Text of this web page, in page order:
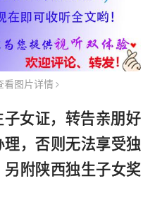
看图片详情
女证，转告亲朋好
，否则无法享受独
附陕西独生子女奖